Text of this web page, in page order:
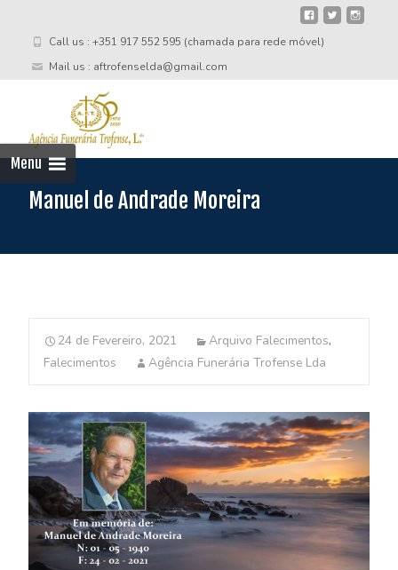
Call us : +351 917 552 595 (chamada para rede móvel)
Mail us : aftrofenselda@gmail.com
Menu
Manuel de Andrade Moreira
24 de Fevereiro, 2021 Arquivo Falecimentos,
Falecimentos
Agência Funerária Trofense Lda